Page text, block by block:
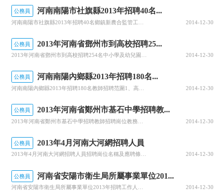
公務員 河南南陽市社旗縣2013年招聘40名...
2014-12-30
公務員 2013年河南省鄧州市到高校招聘25...
2014-12-30
公務員 河南南陽內鄉縣2013年招聘180名...
2014-12-30
公務員 2013年河南省鄭州市基石中學招聘教...
2014-12-30
公務員 2013年4月河南大河網招聘人員
2013年4月河南大河網招聘人員招聘崗位名稱及應聘條件1、新聞編輯應聘條件：1、統招本科以上學歷，兩年以上媒體工作經驗。2、具有良好的新聞敏感性，對新聞有敏銳的洞察力及認知度，能獨立進行內容策劃和制作。3、能夠熟練運用電腦和網絡，熟練掌握photoshop、dreamweaver以及熟悉html。4 2014-12-30
公務員 河南省安陽市衛生局所屬事業單位201...
2014-12-30